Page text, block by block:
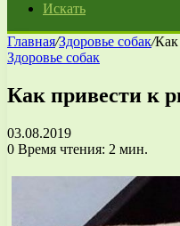
Искать
Главная/Здоровье собак/Как
Здоровье собак
Как привести к
03.08.2019
0 Время чтения: 2 мин.